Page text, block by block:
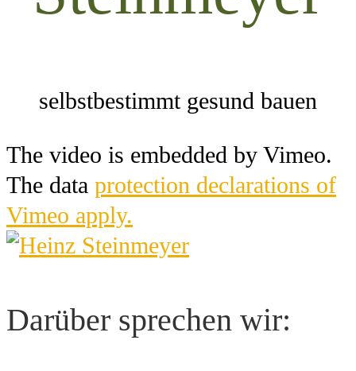
selbstbestimmt gesund bauen
The video is embedded by Vimeo.
The data protection declarations of
Vimeo apply.
Darüber sprechen wir: